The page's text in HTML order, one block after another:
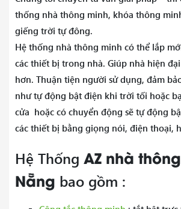
thống nhà thông minh, khóa thông
giếng trời tự đông.
Hệ thống nhà thông minh có thể lắp
các thiết bị trong nhà. Giúp nhà hiện
hơn. Thuận tiện người sử dụng, đảm
như tự động bật điện khi trời tối hoặc
cửa hoặc có chuyển động sẽ tự động
các thiết bị bằng giọng nói, điện thoại,
Hệ Thống AZ nhà
Nẵng bao gồm :